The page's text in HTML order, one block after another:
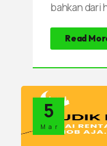
bahkan dari
jauh antar
tetapi tetap
kendaraan
Salah
mobil listrik
belum
Read
5
Mar